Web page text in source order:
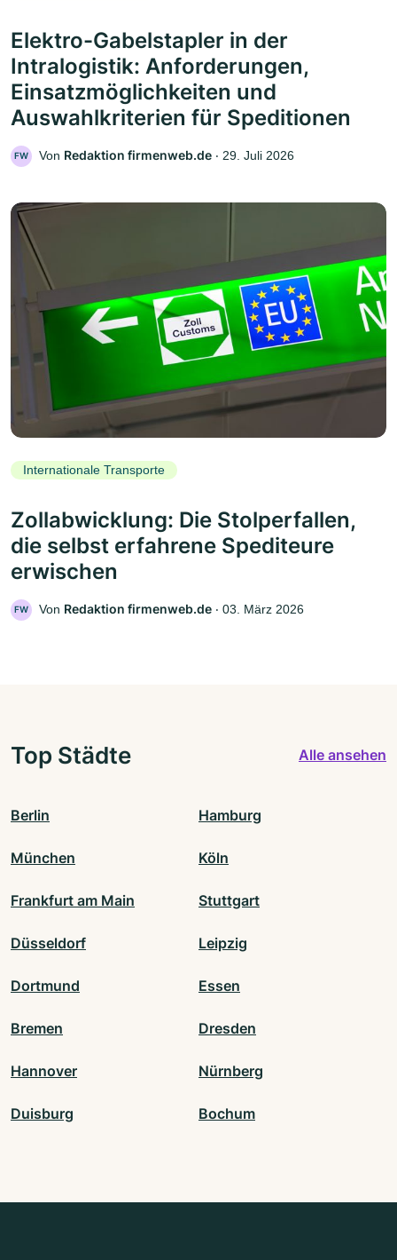
Elektro-Gabelstapler in der
Intralogistik: Anforderungen,
Einsatzmöglichkeiten und
Auswahlkriterien für Speditionen
FW Von Redaktion firmenweb.de ‧ 29. Juli 2026
Internationale Transporte
Zollabwicklung: Die Stolperfallen,
die selbst erfahrene Spediteure
erwischen
FW Von Redaktion firmenweb.de ‧ 03. März 2026
Top Städte Alle ansehen
Berlin Hamburg
München Köln
Frankfurt am Main Stuttgart
Düsseldorf Leipzig
Dortmund Essen
Bremen Dresden
Hannover Nürnberg
Duisburg Bochum